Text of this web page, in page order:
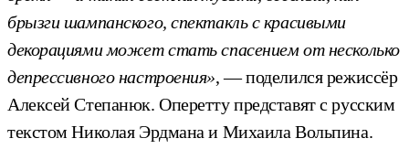
брызги шампанского, спектакль с красивыми
декорациями может стать спасением от несколько
депрессивного настроения», — поделился режиссёр
Алексей Степанюк. Оперетту представят с русским
текстом Николая Эрдмана и Михаила Вольпина.